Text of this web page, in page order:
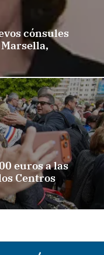
cónsules
euros a las
Centros